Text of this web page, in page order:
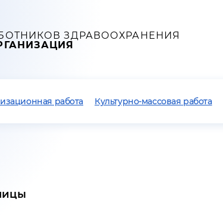
ЗДРАВООХРАНЕНИЯ
работа Культурно-массовая работа